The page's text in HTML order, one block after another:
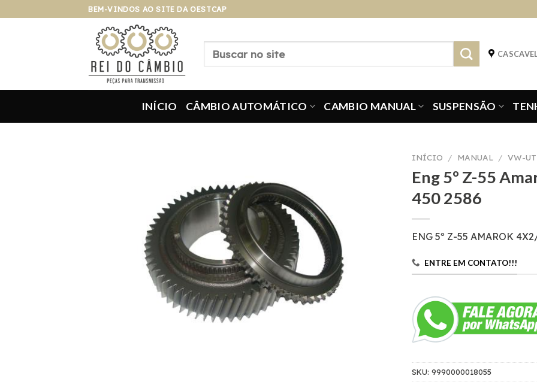
para
BEM-VINDOS AO SITE DA OESTCAP
Pesquisar
INÍCIO CÂMBIO AUTOMÁTICO CAMBIO MANUAL SUSPENSÃO
INÍCIO / MANUAL / VW-
Eng 5º Z-55
450 2586
ENG 5º Z-55 AMAROK
ENTRE EM CONTATO!!!
SKU: 9990000018055